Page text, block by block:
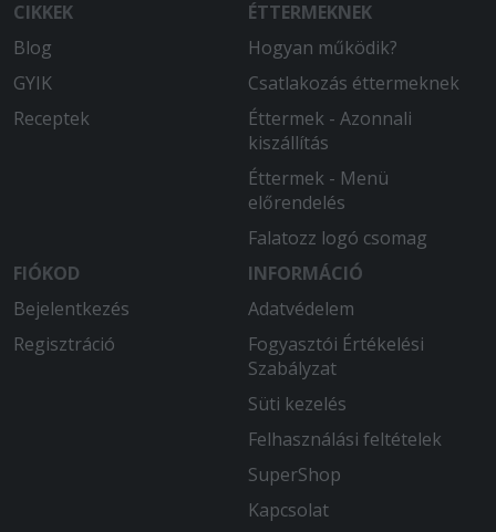
CIKKEK
Blog
GYIK
Receptek
ÉTTERMEKNEK
Hogyan működik?
Csatlakozás éttermeknek
Éttermek - Azonnali
kiszállítás
Éttermek - Menü
előrendelés
Falatozz logó csomag
FIÓKOD
Bejelentkezés
Regisztráció
INFORMÁCIÓ
Adatvédelem
Fogyasztói Értékelési
Szabályzat
Süti kezelés
Felhasználási feltételek
SuperShop
Kapcsolat